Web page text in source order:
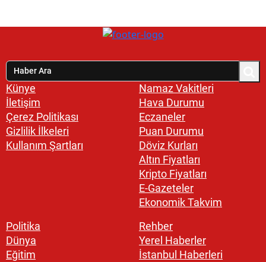
Künye
İletişim
Çerez Politikası
Gizlilik İlkeleri
Kullanım Şartları
Namaz Vakitleri
Hava Durumu
Eczaneler
Puan Durumu
Döviz Kurları
Altın Fiyatları
Kripto Fiyatları
E-Gazeteler
Ekonomik Takvim
Politika
Dünya
Eğitim
Rehber
Yerel Haberler
İstanbul Haberleri